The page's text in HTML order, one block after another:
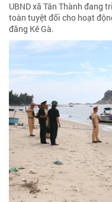
UBND xã Tân Thành đang
toàn tuyệt đối cho hoạt
đăng Kê Gà.